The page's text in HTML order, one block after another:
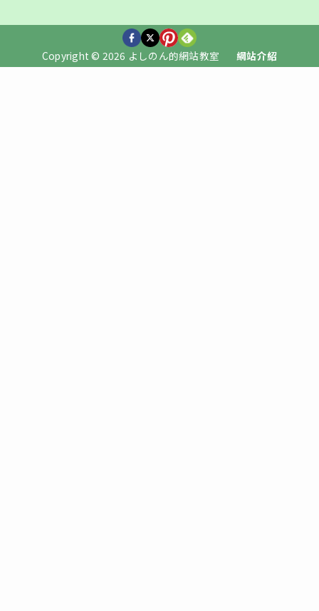
Copyright © 2026 よしのん的網站教室 網站介紹